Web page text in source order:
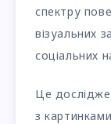
спектру
візуальних
соціальних
Це
з